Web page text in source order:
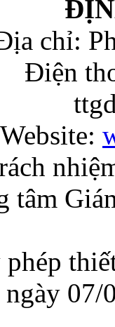
chỉ:
Điện
Website:
tâm
phép
07/